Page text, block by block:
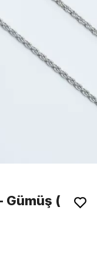
Gümüş (